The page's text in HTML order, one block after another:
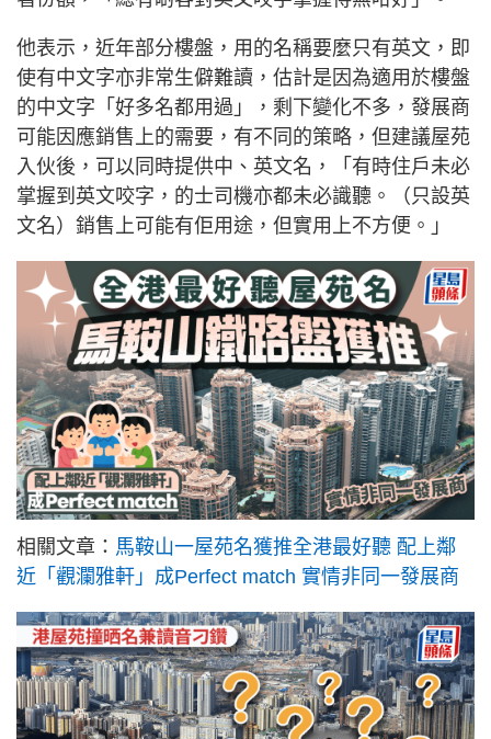
他表示，近年部分樓盤，用的名稱要麼只有英文，即
使有中文字亦非常生僻難讀，估計是因為適用於樓盤
的中文字「好多名都用過」，剩下變化不多，發展商
可能因應銷售上的需要，有不同的策略，但建議屋苑
入伙後，可以同時提供中、英文名，「有時住戶未必
掌握到英文咬字，的士司機亦都未必識聽。（只設英
文名）銷售上可能有佢用途，但實用上不方便。」
相關文章： 馬鞍山一屋苑名獲推全港最好聽 配上鄰
近「觀瀾雅軒」成Perfect match 實情非同一發展商